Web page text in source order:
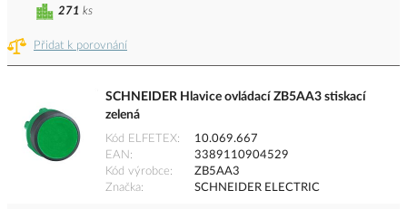
Přidat k porovnání
271 ks
SCHNEIDER Hlavice ovládací ZB5AA3 stiskací
zelená
Kód ELFETEX
10.069.667
EAN
3389110904529
Kód výrobce
ZB5AA3
Značka
SCHNEIDER ELECTRIC